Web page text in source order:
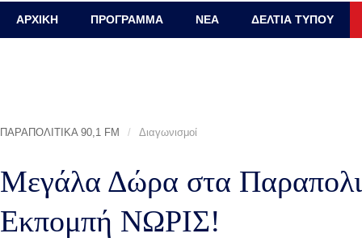
ΑΡΧΙΚΗ ΠΡΟΓΡΑΜΜΑ ΝΕΑ ΔΕΛΤΙΑ ΤΥΠΟΥ
ΠΑΡΑΠΟΛΙΤΙΚΑ 90,1 FM / Διαγωνισμοί
Μεγάλα Δώρα στα
Εκπομπή ΝΩΡΙΣ!